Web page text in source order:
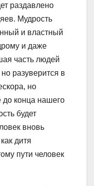
раздавлено
Мудрость
и властный
и даже
часть людей
разуверится в
но
до конца нашего
будет
вновь
дитя
пути человек